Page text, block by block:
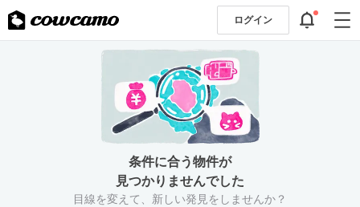
ログイン
条件に合う物件が
見つかりませんでした
目線を変えて、新しい発見をしませんか？